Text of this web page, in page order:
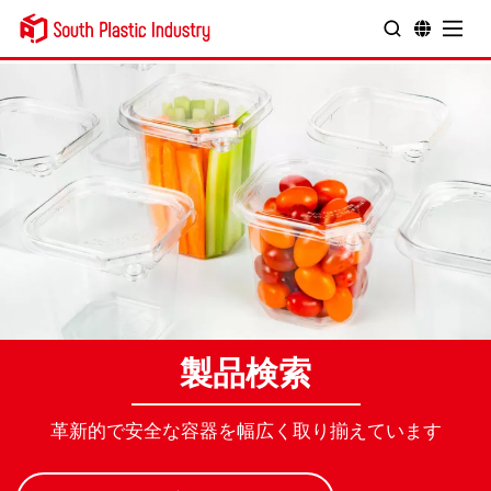
製品検索
革新的で安全な容器を幅広く取り揃えています